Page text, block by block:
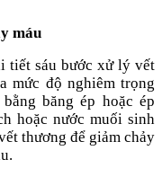
máu
tiết sáu bước xử lý vết
mức độ nghiêm trọng
băng ép hoặc ép
hoặc nước muối sinh
thương để giảm chảy